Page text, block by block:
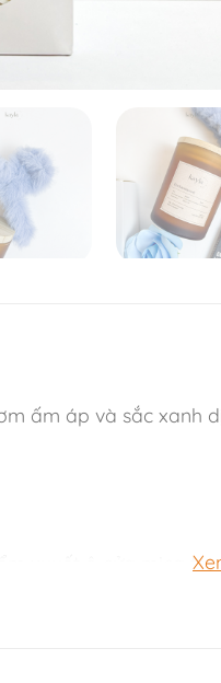
ấm áp và sắc
xuyết ô cửa mica